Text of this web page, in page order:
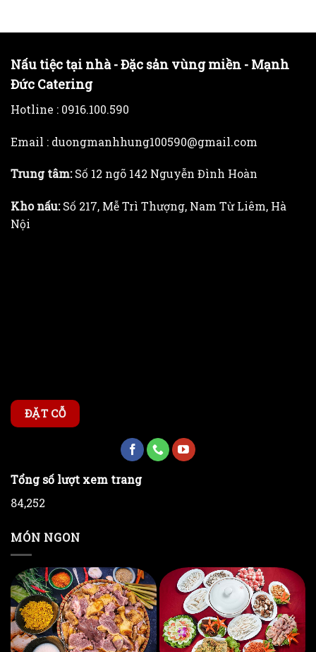
Nấu tiệc tại nhà - Đặc sản vùng miền - Mạnh
Đức Catering
Hotline : 0916.100.590
Email : duongmanhhung100590@gmail.com
Trung tâm:Số 12 ngõ 142 Nguyễn Đình Hoàn
Kho nấu:Số 217, Mễ Trì Thượng, Nam Từ Liêm, Hà
Nội
Tổng số lượt xem trang
MÓN NGON